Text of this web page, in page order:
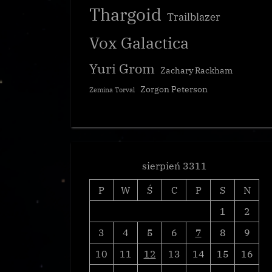
Thargoid Trailblazer
Vox Galactica
Yuri Grom Zachary Rackham
Zemina Torval Zorgon Peterson
sierpień 3311
P
W Ś C P S
N
1
2
3
4 5 6 7 8
9
10
11 12 13 14 15
16